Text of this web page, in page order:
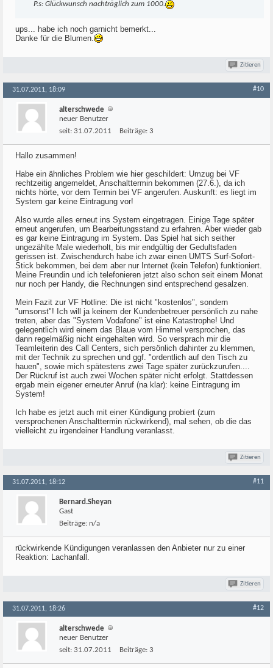
P.s: Glückwunsch nachträglich zum 1000.
ups... habe ich noch garnicht bemerkt...
Danke für die Blumen.
Zitieren
31.07.2011, 18:09 #10
alterschwede
neuer Benutzer
seit: 31.07.2011 Beiträge: 3
Hallo zusammen!
Habe ein ähnliches Problem wie hier geschildert: Umzug bei VF
rechtzeitig angemeldet, Anschalttermin bekommen (27.6.), da ich
nichts hörte, vor dem Termin bei VF angerufen. Auskunft: es liegt im
System gar keine Eintragung vor!
Also wurde alles erneut ins System eingetragen. Einige Tage später
erneut angerufen, um Bearbeitungsstand zu erfahren. Aber wieder gab
es gar keine Eintragung im System. Das Spiel hat sich seither
ungezählte Male wiederholt, bis mir endgültig der Gedultsfaden
gerissen ist. Zwischendurch habe ich zwar einen UMTS Surf-Sofort-
Stick bekommen, bei dem aber nur Internet (kein Telefon) funktioniert.
Meine Freundin und ich telefonieren jetzt also schon seit einem Monat
nur noch per Handy, die Rechnungen sind entsprechend gesalzen.
Mein Fazit zur VF Hotline: Die ist nicht "kostenlos", sondern
"umsonst"! Ich will ja keinem der Kundenbetreuer persönlich zu nahe
treten, aber das "System Vodafone" ist eine Katastrophe! Und
gelegentlich wird einem das Blaue vom Himmel versprochen, das
dann regelmäßig nicht eingehalten wird. So versprach mir die
Teamleiterin des Call Centers, sich persönlich dahinter zu klemmen,
mit der Technik zu sprechen und ggf. "ordentlich auf den Tisch zu
hauen", sowie mich spätestens zwei Tage später zurückzurufen....
Der Rückruf ist auch zwei Wochen später nicht erfolgt. Stattdessen
ergab mein eigener erneuter Anruf (na klar): keine Eintragung im
System!
Ich habe es jetzt auch mit einer Kündigung probiert (zum
versprochenen Anschalttermin rückwirkend), mal sehen, ob die das
vielleicht zu irgendeiner Handlung veranlasst.
Zitieren
31.07.2011, 18:12 #11
Bernard.Sheyan
Gast
Beiträge: n/a
rückwirkende Kündigungen veranlassen den Anbieter nur zu einer
Reaktion: Lachanfall.
Zitieren
31.07.2011, 18:26 #12
alterschwede
neuer Benutzer
seit: 31.07.2011 Beiträge: 3